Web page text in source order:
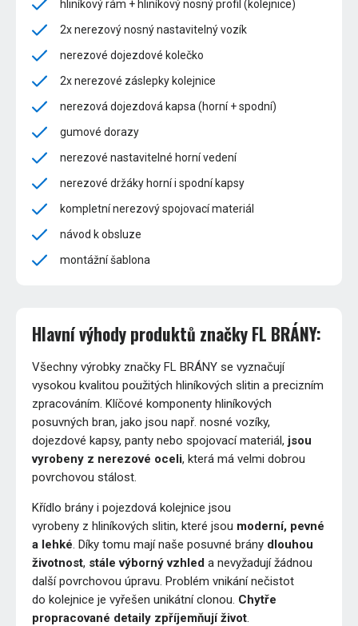
hliníkový rám + hliníkový nosný profil (kolejnice)
2x nerezový nosný nastavitelný vozík
nerezové dojezdové kolečko
2x nerezové záslepky kolejnice
nerezová dojezdová kapsa (horní + spodní)
gumové dorazy
nerezové nastavitelné horní vedení
nerezové držáky horní i spodní kapsy
kompletní nerezový spojovací materiál
návod k obsluze
montážní šablona
Hlavní výhody produktů značky FL BRÁNY:
Všechny výrobky značky FL BRÁNY se vyznačují
vysokou kvalitou použitých hliníkových slitin a precizním
zpracováním. Klíčové komponenty hliníkových
posuvných bran, jako jsou např. nosné vozíky,
dojezdové kapsy, panty nebo spojovací materiál, jsou
vyrobeny z nerezové oceli, která má velmi dobrou
povrchovou stálost.
Křídlo brány i pojezdová kolejnice jsou
vyrobeny z hliníkových slitin, které jsou moderní, pevné
a lehké. Díky tomu mají naše posuvné brány dlouhou
životnost, stále výborný vzhled a nevyžadují žádnou
další povrchovou úpravu. Problém vnikání nečistot
do kolejnice je vyřešen unikátní clonou. Chytře
propracované detaily zpříjemňují život.